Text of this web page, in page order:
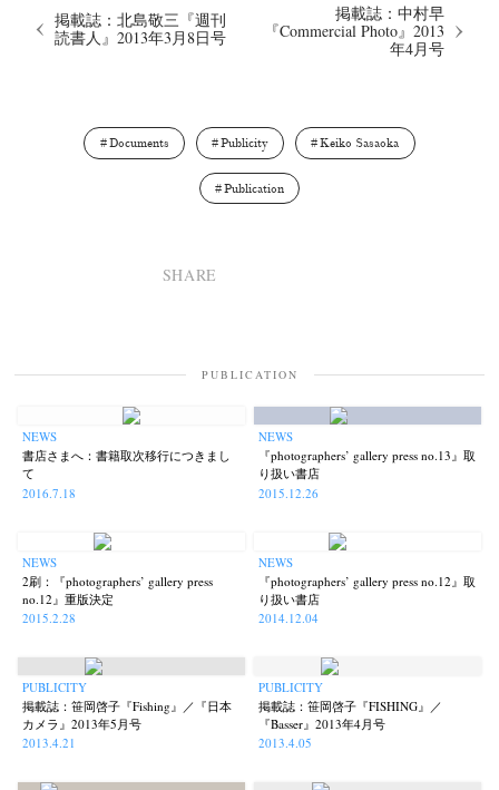
掲載誌：北島敬三『週刊
読書人』2013年3月8日号
掲載誌：中村早
『Commercial Photo』2013
年4月号
Documents Publicity Keiko Sasaoka
Publication
SHARE
PUBLICATION
NEWS
書店さまへ：書籍取次移行につきまし
て
2016.7.18
NEWS
『photographers’ gallery press no.13』取
り扱い書店
2015.12.26
NEWS
2刷：『photographers’ gallery press
no.12』重版決定
2015.2.28
NEWS
『photographers’ gallery press no.12』取
り扱い書店
2014.12.04
PUBLICITY
掲載誌：笹岡啓子『Fishing』／『日本
カメラ』2013年5月号
2013.4.21
PUBLICITY
掲載誌：笹岡啓子『FISHING』／
『Basser』2013年4月号
2013.4.05